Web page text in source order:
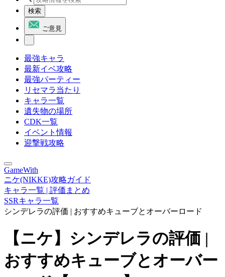
検索
ご意見
最強キャラ
最新イベ攻略
最強パーティー
リセマラ当たり
キャラ一覧
遺失物の場所
CDK一覧
イベント情報
迎撃戦攻略
GameWith
ニケ(NIKKE)攻略ガイド
キャラ一覧 | 評価まとめ
SSRキャラ一覧
シンデレラの評価 | おすすめキューブとオーバーロード
【ニケ】シンデレラの評価 |
おすすめキューブとオーバー